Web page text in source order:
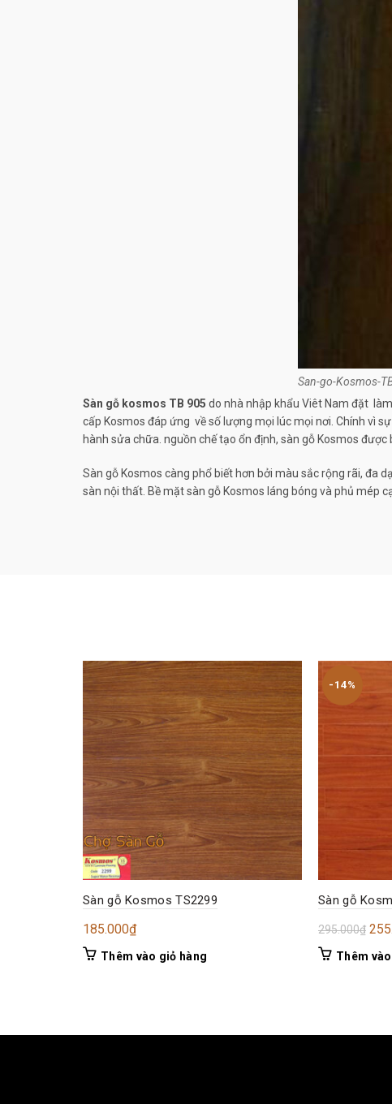
San-go-Kosmos-
Sàn gỗ kosmos TB 905 do nhà nhập khẩu Viêt Nam đặt
cấp Kosmos đáp ứng về số lượng mọi lúc mọi nơi. Chính vì
hành sửa chữa. nguồn chế tạo ổn định, sàn gỗ Kosmos
Sàn gỗ Kosmos càng phổ biết hơn bởi màu sắc rộng rãi, đa
sàn nội thất. Bề mặt sàn gỗ Kosmos láng bóng và phủ mép
Sàn gỗ Kosmos TS2299
185.000₫
Thêm vào giỏ hàng
-14%
Sàn gỗ
295.000₫ Giá
gốc
Thêm